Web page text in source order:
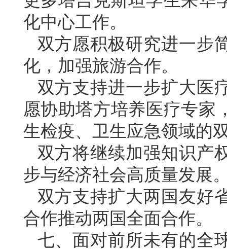
化中心工作。
双方愿积极研究进一步
化，加强旅游合作。
双方支持进一步扩大医
愿协助塔方培养医疗专家
生检疫、卫生应急领域的
双方将继续加强知识产
步与经济社会高质量发展
双方支持扩大两国友好
合作推动两国全面合作。
七、面对前所未有的全